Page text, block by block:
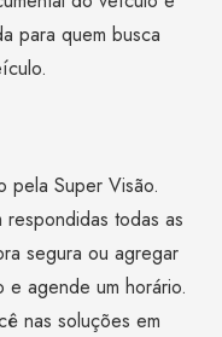
para quem busca
pela Super Visão.
todas as
segura ou agregar
e agende um horário.
nas soluções em